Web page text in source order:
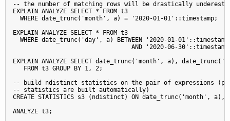
-- the number of matching rows will be drastically
EXPLAIN ANALYZE SELECT * FROM t3
  WHERE date_trunc('month', a) = '2020-01-01'::timestamp;
EXPLAIN ANALYZE SELECT * FROM t3
  WHERE date_trunc('day', a) BETWEEN '2020-01-01'::timestamp
AND '2020-06-
EXPLAIN ANALYZE SELECT date_trunc('month', a),
   FROM t3 GROUP BY 1, 2;
-- build ndistinct statistics on the pair of expressions
-- statistics are built automatically)
CREATE STATISTICS s3 (ndistinct) ON date_trunc('month',
ANALYZE t3;